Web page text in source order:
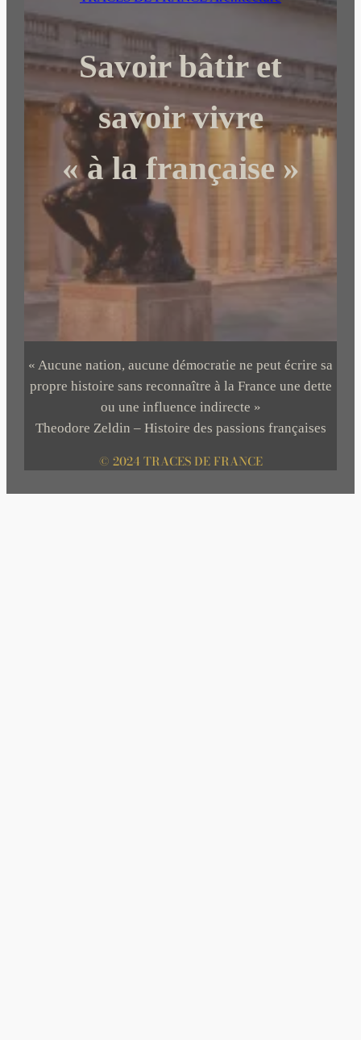
r
c
h
r
Savoir bâtir et
savoir vivre
« à la française »
« Aucune nation, aucune démocratie ne peut écrire sa
propre histoire sans reconnaître à la France une dette
ou une influence indirecte »
Theodore Zeldin – Histoire des passions françaises
© 2024 TRACES DE FRANCE